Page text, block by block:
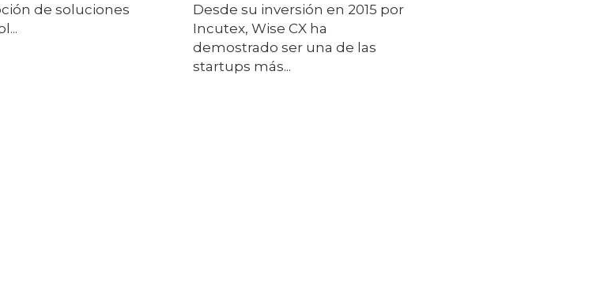
de soluciones
Desde su inversión en 2015 por
Incutex, Wise CX ha
demostrado ser una de las
startups más...